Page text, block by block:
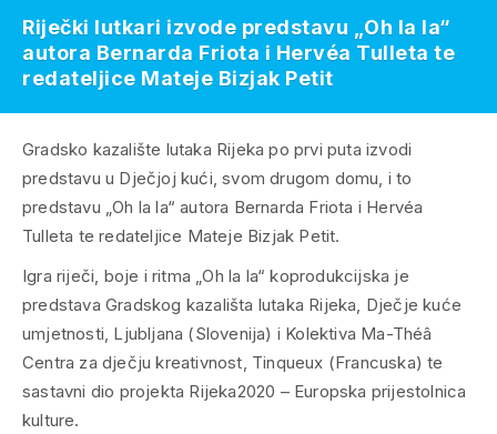
Gradsko kazalište lutaka Rijeka po prvi puta izvodi
predstavu u Dječjoj kući, svom drugom domu, i to
predstavu „Oh la la“ autora Bernarda Friota i Hervéa
Tulleta te redateljice Mateje Bizjak Petit.
Igra riječi, boje i ritma „Oh la la“ koprodukcijska je
predstava Gradskog kazališta lutaka Rijeka, Dječje kuće
umjetnosti, Ljubljana (Slovenija) i Kolektiva Ma-Théâ
Centra za dječju kreativnost, Tinqueux (Francuska) te
sastavni dio projekta Rijeka2020 – Europska prijestolnica
kulture.
Riječki lutkari izvode predstavu „Oh la la“
autora Bernarda Friota i Hervéa Tulleta te
redateljice Mateje Bizjak Petit